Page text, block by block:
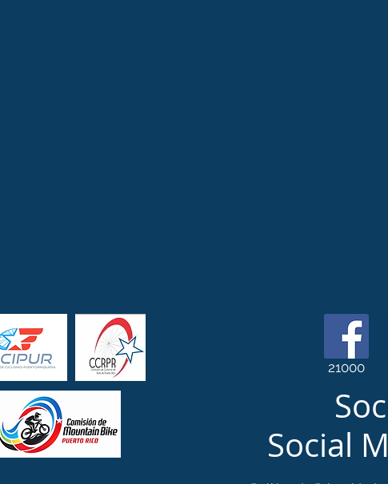
21000
Social